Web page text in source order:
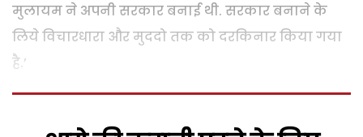
मुलायम ने अपनी सरकार बनाई थी. सरकार बनाने के
लिये विचारधारा और मुददो तक को दरकिनार किया गया
है.’